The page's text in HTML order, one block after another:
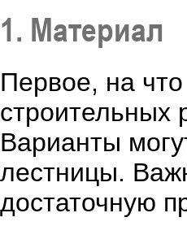
1. Материал
Первое, на
строительных
Варианты
лестницы.
достаточную